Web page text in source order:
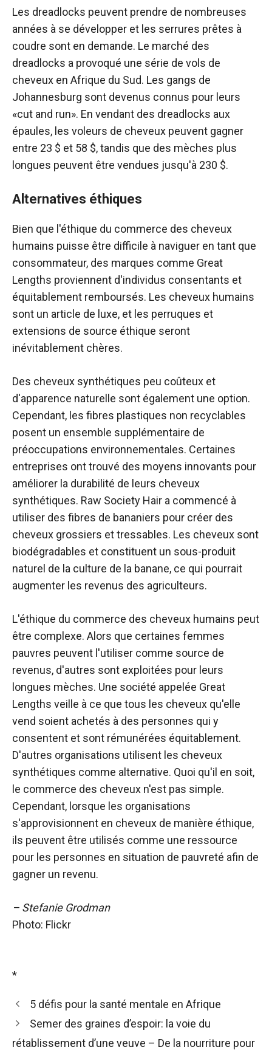
Les dreadlocks peuvent prendre de nombreuses
années à se développer et les serrures prêtes à
coudre sont en demande. Le marché des
dreadlocks a provoqué une série de vols de
cheveux en Afrique du Sud. Les gangs de
Johannesburg sont devenus connus pour leurs
«cut and run». En vendant des dreadlocks aux
épaules, les voleurs de cheveux peuvent gagner
entre 23 $ et 58 $, tandis que des mèches plus
longues peuvent être vendues jusqu'à 230 $.
Alternatives éthiques
Bien que l'éthique du commerce des cheveux
humains puisse être difficile à naviguer en tant que
consommateur, des marques comme Great
Lengths proviennent d'individus consentants et
équitablement remboursés. Les cheveux humains
sont un article de luxe, et les perruques et
extensions de source éthique seront
inévitablement chères.
Des cheveux synthétiques peu coûteux et
d'apparence naturelle sont également une option.
Cependant, les fibres plastiques non recyclables
posent un ensemble supplémentaire de
préoccupations environnementales. Certaines
entreprises ont trouvé des moyens innovants pour
améliorer la durabilité de leurs cheveux
synthétiques. Raw Society Hair a commencé à
utiliser des fibres de bananiers pour créer des
cheveux grossiers et tressables. Les cheveux sont
biodégradables et constituent un sous-produit
naturel de la culture de la banane, ce qui pourrait
augmenter les revenus des agriculteurs.
L'éthique du commerce des cheveux humains peut
être complexe. Alors que certaines femmes
pauvres peuvent l'utiliser comme source de
revenus, d'autres sont exploitées pour leurs
longues mèches. Une société appelée Great
Lengths veille à ce que tous les cheveux qu'elle
vend soient achetés à des personnes qui y
consentent et sont rémunérées équitablement.
D'autres organisations utilisent les cheveux
synthétiques comme alternative. Quoi qu'il en soit,
le commerce des cheveux n'est pas simple.
Cependant, lorsque les organisations
s'approvisionnent en cheveux de manière éthique,
ils peuvent être utilisés comme une ressource
pour les personnes en situation de pauvreté afin de
gagner un revenu.
– Stefanie Grodman
Photo: Flickr
*
5 défis pour la santé mentale en Afrique
Semer des graines d’espoir: la voie du
rétablissement d’une veuve – De la nourriture pour